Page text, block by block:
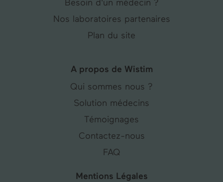
Besoin d'un médecin ?
Nos laboratoires partenaires
Plan du site
A propos de Wistim
Qui sommes nous ?
Solution médecins
Témoignages
Contactez-nous
FAQ
Mentions Légales